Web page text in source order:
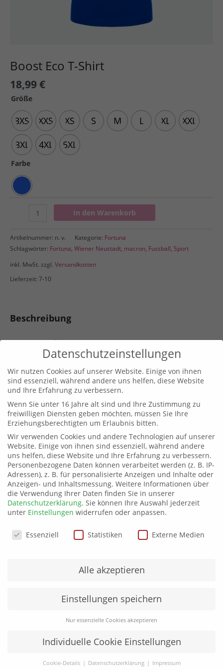
Boost Eco T-Shirt
18,99 €
Größe
3XS XXS XS S M L XL
XXL
3XL
4XL 5XL
Farbe
Shirt
Menge
In den Warenkorb
Artikelnummer: n. v. Kategorie: Fortuna
Schlagwörter: Fortuna, Wiener Neustadt, macron, Fussball, Sport
inkl. MwSt. zzgl. Versandkosten
Lieferzeit: 7-10
Beschreibung
Boost Eco T-Shirt
Grössen von 3XS – 5XL
inkl. Logodruck
Zusätzliche Informationen
Größe
3XS, XXS, XS, S, M, L, XL, XXL, 3XL, 4XL,
5XL
Farbe
Blau
Produktsicherheit
Ähnliche Produkte
Datenschutzeinstellungen
Wir nutzen Cookies auf unserer Website. Einige von ihnen
sind essenziell, während andere uns helfen, diese Website
und Ihre Erfahrung zu verbessern.
Wenn Sie unter 16 Jahre alt sind und Ihre Zustimmung zu
freiwilligen Diensten geben möchten, müssen Sie Ihre
Erziehungsberechtigten um Erlaubnis bitten.
Wir verwenden Cookies und andere Technologien auf unserer
Website. Einige von ihnen sind essenziell, während andere
uns helfen, diese Website und Ihre Erfahrung zu verbessern.
Personenbezogene Daten können verarbeitet werden (z. B. IP-
Adressen), z. B. für personalisierte Anzeigen und Inhalte oder
Anzeigen- und Inhaltsmessung. Weitere Informationen über
die Verwendung Ihrer Daten finden Sie in unserer
Datenschutzerklärung. Sie können Ihre Auswahl jederzeit
unter Einstellungen widerrufen oder anpassen.
Datenschutzeinstellungen
Essenziell Statistiken Externe Medien
Alle akzeptieren
Einstellungen speichern
Nur essenzielle Cookies akzeptieren
Individuelle Cookie Einstellungen
Cookie-Details Datenschutzerklärung Impressum